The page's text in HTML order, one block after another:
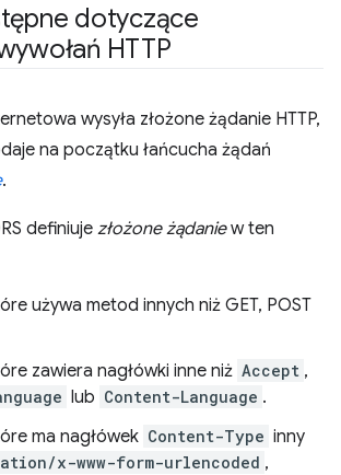
dotyczące
HTTP
wysyła złożone żądanie HTTP,
na początku łańcucha żądań
.
definiuje złożone żądaniew ten
używa metod innych niż GET, POST
zawiera nagłówki inne niż Accept ,
lub Content-Language .
ma nagłówek Content-Type inny
x-www-form-urlencoded ,